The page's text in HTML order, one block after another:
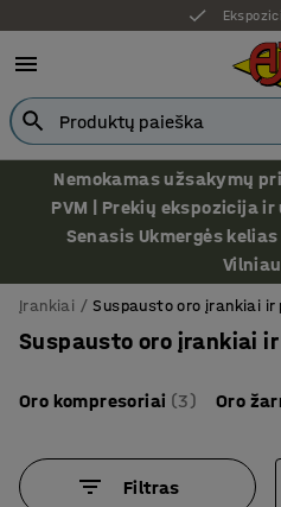
Nemokamas užsakymų
PVM | Prekių ekspozicija
Senasis Ukmergės
Įrankiai Suspausto oro įrankiai ir
Suspausto oro įrankiai
Oro kompresoriai (3) Oro
Filtras